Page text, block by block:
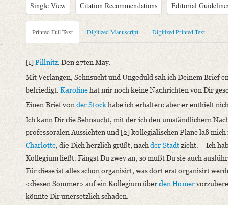
Single View Citation Recommendations Editorial
Metadata Concerning Header
Sender: Friedrich von Schlegel
Recipient: August Wilhelm von Schlegel
Place of Dispatch: Pillnitz
Place of Destination: Unknown
Date: 27.05.1796
Printed Text
Bibliography: Kritische Friedrich-Schlegel-Ausgabe. Bd. 23.
1797). Mit Einleitung und Kommentar hg. v. Ernst Behler
Incipit: „[1] Pillnitz. Den 27ten May.
Mit Verlangen, Sehnsucht und Ungeduld sah ich Deinem
Manuscript
Provider: Dresden, Sächsische Landesbibliothek - Staats- und
Printed Full Text Digitized Manuscript Digitized Printed Text
[1]Pillnitz. Den 27ten May.
Mit Verlangen, Sehnsucht und Ungeduld sah ich Deinem Brief
befriedigt. Karolinehat mir noch keine Nachrichten von Dir
Einen Brief vonder Stockhabe ich erhalten: aber er enthielt
Ich kann Dir die Sehnsucht, mit der ich den umständlichern
professoralen Aussichten und [2] kollegialischen Plane laß
Charlotte, die Dich herzlich grüßt, nach der Stadtzieht. – Ich
Kollegium ließt. Fängst Du zwey an, so mußt Du sie auch
Für diese ist alles schon organisirt, was dort erst organisirt
<diesen Sommer> auf ein Kollegium überden Homer
könnte Dir unersetzlich schaden.